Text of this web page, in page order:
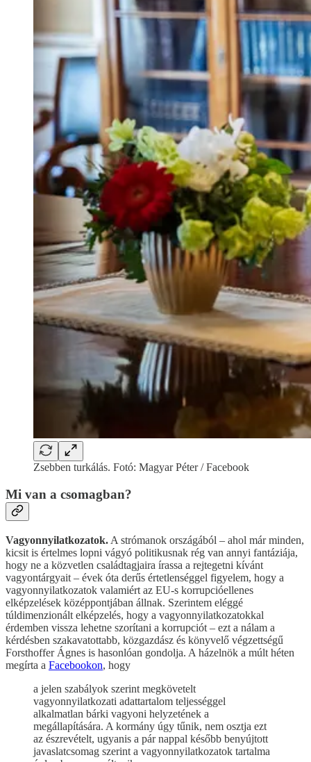
Zsebben turkálás. Fotó: Magyar Péter / Facebook
Mi van a csomagban?
Vagyonnyilatkozatok. A strómanok országából – ahol már minden,
kicsit is értelmes lopni vágyó politikusnak rég van annyi fantáziája,
hogy ne a közvetlen családtagjaira írassa a rejtegetni kívánt
vagyontárgyait – évek óta derűs értetlenséggel figyelem, hogy a
vagyonnyilatkozatok valamiért az EU-s korrupcióellenes
elképzelések középpontjában állnak. Szerintem eléggé
túldimenzionált elképzelés, hogy a vagyonnyilatkozatokkal
érdemben vissza lehetne szorítani a korrupciót – ezt a nálam a
kérdésben szakavatottabb, közgazdász és könyvelő végzettségű
Forsthoffer Ágnes is hasonlóan gondolja. A házelnök a múlt héten
megírta a Facebookon, hogy
a jelen szabályok szerint megkövetelt
vagyonnyilatkozati adattartalom teljességgel
alkalmatlan bárki vagyoni helyzetének a
megállapítására. A kormány úgy tűnik, nem osztja ezt
az észrevételt, ugyanis a pár nappal később benyújtott
javaslatcsomag szerint a vagyonnyilatkozatok tartalma